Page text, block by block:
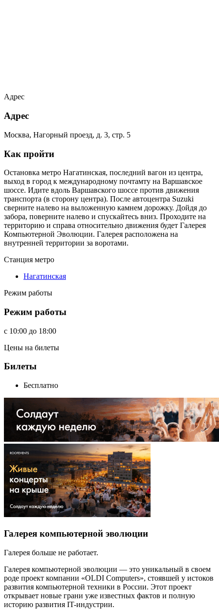
Адрес
Адрес
Москва, Нагорный проезд, д. 3, стр. 5
Как пройти
Остановка метро Нагатинская, последний вагон из центра,
выход в город к международному почтамту на Варшавское
шоссе. Идите вдоль Варшавского шоссе против движения
транспорта (в сторону центра). После автоцентра Suzuki
сверните налево на выложенную камнем дорожку. Дойдя до
забора, поверните налево и спускайтесь вниз. Проходите на
территорию и справа относительно движения будет Галерея
Компьютерной Эволюции. Галерея расположена на
внутренней территории за воротами.
Станция метро
Нагатинская
Режим работы
Режим работы
c 10:00 до 18:00
Цены на билеты
Билеты
Бесплатно
Галерея компьютерной эволюции
Галерея больше не работает.
Галерея компьютерной эволюции — это уникальный в своем
роде проект компании «OLDI Computers», стоявшей у истоков
развития компьютерной техники в России. Этот проект
открывает новые грани уже известных фактов и полную
историю развития IT-индустрии.